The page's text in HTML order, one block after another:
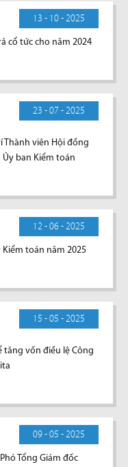
13 - 10 - 2025
cổ tức cho năm 2024
23 - 07 - 2025
Thành viên Hội đồng
ban Kiểm toán
12 - 06 - 2025
Kiểm toán năm 2025
15 - 05 - 2025
tăng vốn điều lệ Công
09 - 05 - 2025
Tổng Giám đốc